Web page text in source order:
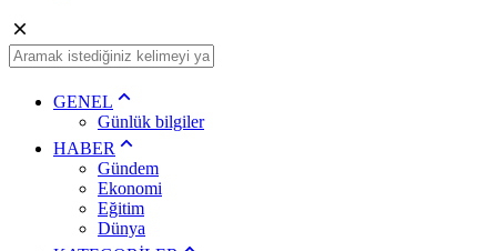
GENEL
Günlük bilgiler
HABER
Gündem
Ekonomi
Eğitim
Dünya